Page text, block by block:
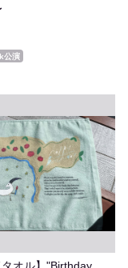
公演